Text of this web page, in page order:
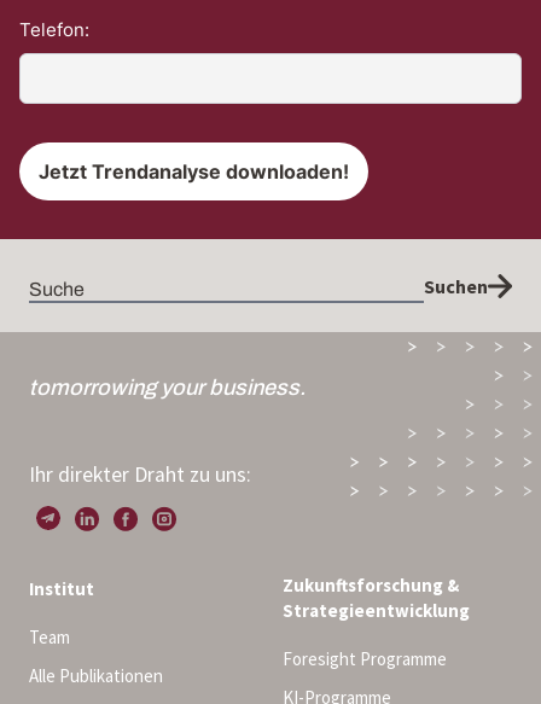
Telefon:
Suchen
tomorrowing your business.
Ihr direkter Draht zu uns:
Institut
Team
Alle Publikationen
Zukunftsforschung &
Strategieentwicklung
Foresight Programme
KI-Programme